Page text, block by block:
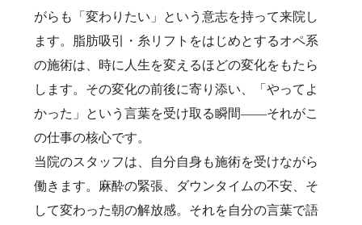
がらも「変わりたい」という意志を持って来院し
ます。脂肪吸引・糸リフトをはじめとするオペ系
の施術は、時に人生を変えるほどの変化をもたら
します。その変化の前後に寄り添い、「やってよ
かった」という言葉を受け取る瞬間——それがこ
の仕事の核心です。
当院のスタッフは、自分自身も施術を受けながら
働きます。麻酔の緊張、ダウンタイムの不安、そ
して変わった朝の解放感。それを自分の言葉で語